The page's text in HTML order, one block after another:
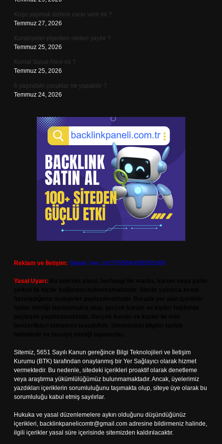
Koşu yapmak dizlere zarar verir mi ?
Temmuz 27, 2026
Kurabiyeler pişerken neden yayılır ?
Temmuz 25, 2026
Kemal Sunal Alevi mi ?
Temmuz 25, 2026
6 yaşındaki çocuklar ne yapabilir ?
Temmuz 24, 2026
Reklam ve İletişim: Skype: live:.cid.575569c608265c69
Yasal Uyarı:
Sitemiz, 5651 Sayılı Kanun gereğince Bilgi Teknolojileri ve İletişim
Kurumu (BTK) tarafından onaylanmış bir Yer Sağlayıcı olarak hizmet
vermektedir. Bu nedenle, sitedeki içerikleri proaktif olarak denetleme
veya araştırma yükümlülüğümüz bulunmamaktadır. Ancak, üyelerimiz
yazdıkları içeriklerin sorumluluğunu taşımakta olup, siteye üye olarak bu
sorumluluğu kabul etmiş sayılırlar.
Hukuka ve yasal düzenlemelere aykırı olduğunu düşündüğünüz
içerikleri, backlinkpanelicomtr@gmail.com adresine bildirmeniz halinde,
ilgili içerikler yasal süre içerisinde sitemizden kaldırılacaktır.